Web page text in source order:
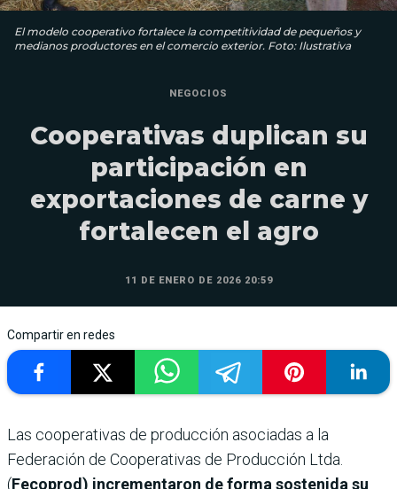
El modelo cooperativo fortalece la competitividad de pequeños y
medianos productores en el comercio exterior. Foto: Ilustrativa
NEGOCIOS
Cooperativas duplican su
participación en
exportaciones de carne y
fortalecen el agro
11 DE ENERO DE 2026 20:59
Compartir en redes
Las cooperativas de producción asociadas a la
Federación de Cooperativas de Producción Ltda.
(Fecoprod) incrementaron de forma sostenida su